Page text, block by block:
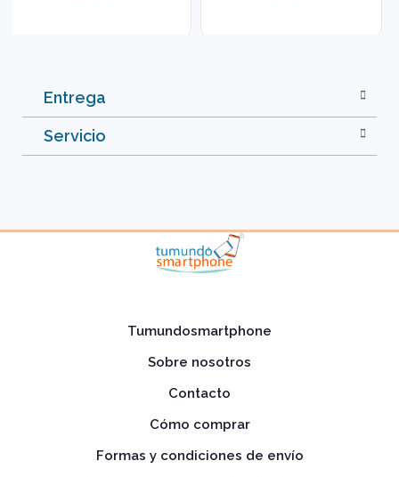
Entrega
Servicio
Tumundosmartphone
Sobre nosotros
Contacto
Cómo comprar
Formas y condiciones de envío